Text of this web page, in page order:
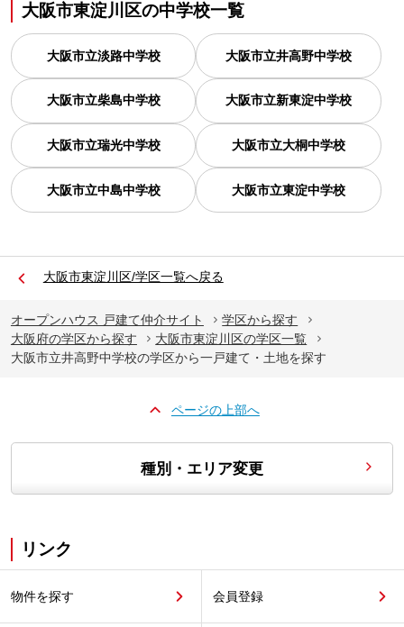
大阪市東淀川区の中学校一覧
大阪市立淡路中学校 大阪市立井高野中学校
大阪市立柴島中学校 大阪市立新東淀中学校
大阪市立瑞光中学校 大阪市立大桐中学校
大阪市立中島中学校 大阪市立東淀中学校
大阪市東淀川区/学区一覧へ戻る
オープンハウス 戸建て仲介サイト
学区から探す
大阪府の学区から探す
大阪市東淀川区の学区一覧
大阪市立井高野中学校の学区から一戸建て・土地を探す
ページの上部へ
種別・エリア変更
リンク
物件を探す 会員登録